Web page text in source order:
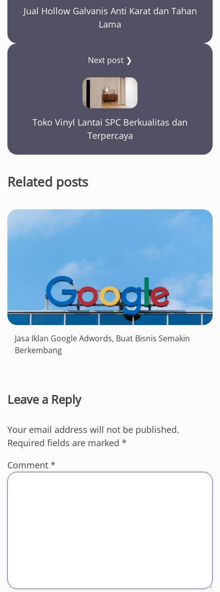
Jual Hollow Galvanis Anti Karat dan Tahan
Lama
Next post ❯
Toko Vinyl Lantai SPC Berkualitas dan
Terpercaya
Related posts
Jasa Iklan Google Adwords, Buat Bisnis Semakin
Berkembang
Leave a Reply
Your email address will not be published.
Required fields are marked *
Comment *